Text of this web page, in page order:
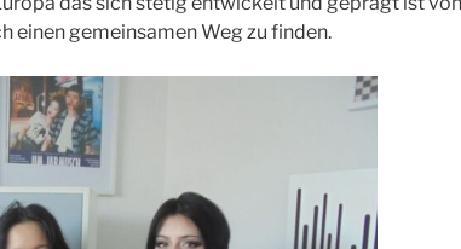
einen gemeinsamen Weg zu finden.